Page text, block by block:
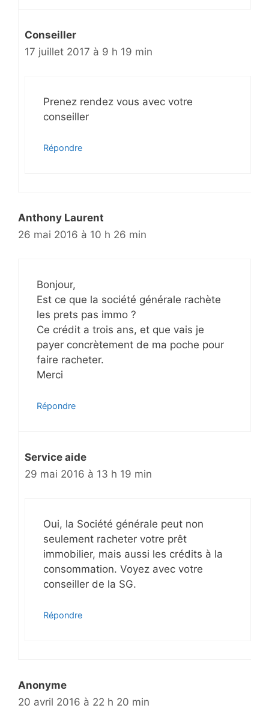
Conseiller
17 juillet 2017 à 9 h 19 min
Prenez rendez vous avec votre
conseiller
Répondre
Anthony Laurent
26 mai 2016 à 10 h 26 min
Bonjour,
Est ce que la société générale rachète
les prets pas immo ?
Ce crédit a trois ans, et que vais je
payer concrètement de ma poche pour
faire racheter.
Merci
Répondre
Service aide
29 mai 2016 à 13 h 19 min
Oui, la Société générale peut non
seulement racheter votre prêt
immobilier, mais aussi les crédits à la
consommation. Voyez avec votre
conseiller de la SG.
Répondre
Anonyme
20 avril 2016 à 22 h 20 min